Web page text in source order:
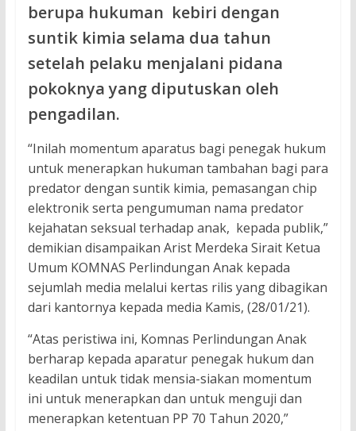
berupa hukuman kebiri dengan
suntik kimia selama dua tahun
setelah pelaku menjalani pidana
pokoknya yang diputuskan oleh
pengadilan.
“Inilah momentum aparatus bagi penegak hukum
untuk menerapkan hukuman tambahan bagi para
predator dengan suntik kimia, pemasangan chip
elektronik serta pengumuman nama predator
kejahatan seksual terhadap anak, kepada publik,”
demikian disampaikan Arist Merdeka Sirait Ketua
Umum KOMNAS Perlindungan Anak kepada
sejumlah media melalui kertas rilis yang dibagikan
dari kantornya kepada media Kamis, (28/01/21).
“Atas peristiwa ini, Komnas Perlindungan Anak
berharap kepada aparatur penegak hukum dan
keadilan untuk tidak mensia-siakan momentum
ini untuk menerapkan dan untuk menguji dan
menerapkan ketentuan PP 70 Tahun 2020,”